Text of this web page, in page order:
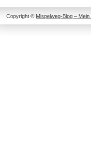
Copyright © Mispelweg-Blog –